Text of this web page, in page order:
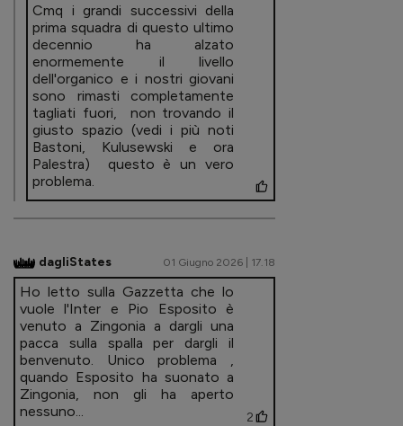
Cmq i grandi successivi della
prima squadra di questo ultimo
decennio ha alzato
enormemente il livello
dell'organico e i nostri giovani
sono rimasti completamente
tagliati fuori, non trovando il
giusto spazio (vedi i più noti
Bastoni, Kulusewski e ora
Palestra) questo è un vero
problema.
dagliStates 01 Giugno 2026 | 17.18
Ho letto sulla Gazzetta che lo
vuole l'Inter e Pio Esposito è
venuto a Zingonia a dargli una
pacca sulla spalla per dargli il
benvenuto. Unico problema ,
quando Esposito ha suonato a
Zingonia, non gli ha aperto
nessuno...
2